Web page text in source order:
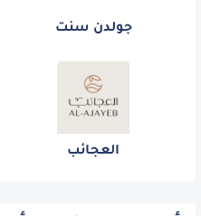
جولدن سنت
العجائب